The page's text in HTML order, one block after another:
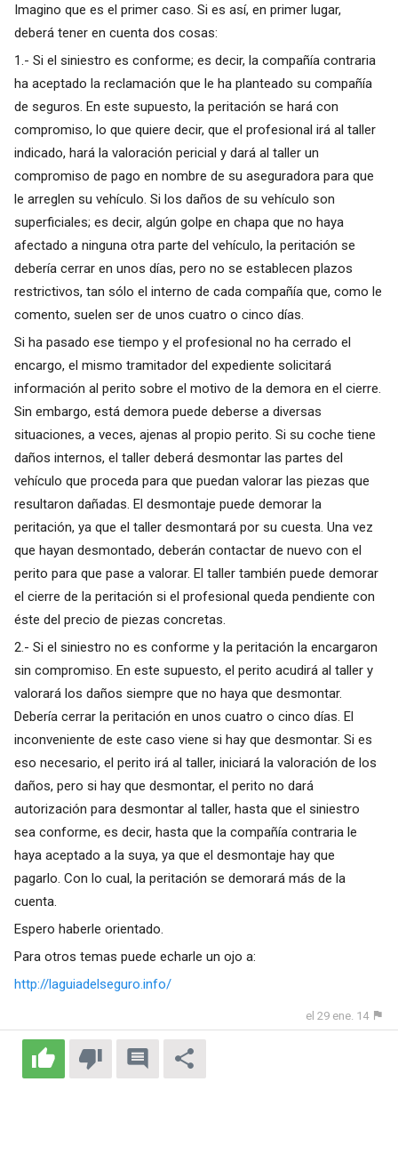
Imagino que es el primer caso. Si es así, en primer lugar,
deberá tener en cuenta dos cosas:
1.- Si el siniestro es conforme; es decir, la compañía contraria
ha aceptado la reclamación que le ha planteado su compañía
de seguros. En este supuesto, la peritación se hará con
compromiso, lo que quiere decir, que el profesional irá al taller
indicado, hará la valoración pericial y dará al taller un
compromiso de pago en nombre de su aseguradora para que
le arreglen su vehículo. Si los daños de su vehículo son
superficiales; es decir, algún golpe en chapa que no haya
afectado a ninguna otra parte del vehículo, la peritación se
debería cerrar en unos días, pero no se establecen plazos
restrictivos, tan sólo el interno de cada compañía que, como le
comento, suelen ser de unos cuatro o cinco días.
Si ha pasado ese tiempo y el profesional no ha cerrado el
encargo, el mismo tramitador del expediente solicitará
información al perito sobre el motivo de la demora en el cierre.
Sin embargo, está demora puede deberse a diversas
situaciones, a veces, ajenas al propio perito. Si su coche tiene
daños internos, el taller deberá desmontar las partes del
vehículo que proceda para que puedan valorar las piezas que
resultaron dañadas. El desmontaje puede demorar la
peritación, ya que el taller desmontará por su cuesta. Una vez
que hayan desmontado, deberán contactar de nuevo con el
perito para que pase a valorar. El taller también puede demorar
el cierre de la peritación si el profesional queda pendiente con
éste del precio de piezas concretas.
2.- Si el siniestro no es conforme y la peritación la encargaron
sin compromiso. En este supuesto, el perito acudirá al taller y
valorará los daños siempre que no haya que desmontar.
Debería cerrar la peritación en unos cuatro o cinco días. El
inconveniente de este caso viene si hay que desmontar. Si es
eso necesario, el perito irá al taller, iniciará la valoración de los
daños, pero si hay que desmontar, el perito no dará
autorización para desmontar al taller, hasta que el siniestro
sea conforme, es decir, hasta que la compañía contraria le
haya aceptado a la suya, ya que el desmontaje hay que
pagarlo. Con lo cual, la peritación se demorará más de la
cuenta.
Espero haberle orientado.
Para otros temas puede echarle un ojo a:
http://laguiadelseguro.info/
el 29 ene. 14